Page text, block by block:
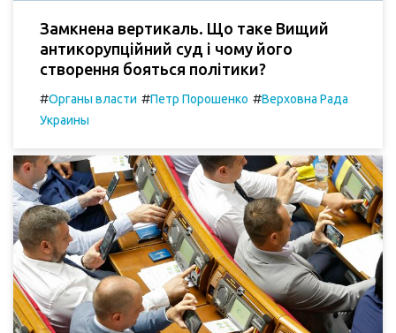
Замкнена вертикаль. Що таке Вищий
антикорупційний суд і чому його
створення бояться політики?
#Органы власти #Петр Порошенко #Верховна Рада
Украины